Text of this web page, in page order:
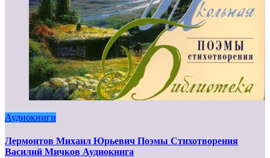
Аудиокниги
Лермонтов Михаил Юрьевич Поэмы Стихотворения
Василий Мичков Аудиокнига